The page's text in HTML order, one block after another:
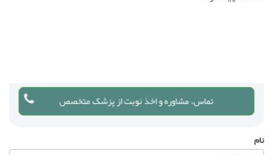
تماس، مشاوره و اخذ نوبت از پزشک متخصص
نام